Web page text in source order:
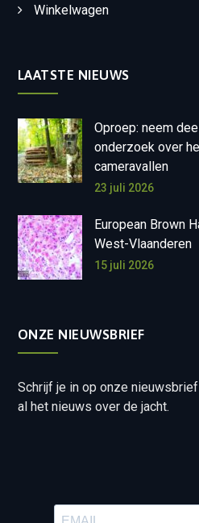
Winkelwagen
LAATSTE NIEUWS
Oproep: neem
onderzoek over
cameravallen
23 juli 2026
European Brown
West-Vlaanderen
15 juli 2026
ONZE NIEUWSBRIEF
Schrijf je in op onze
al het nieuws over de jacht.